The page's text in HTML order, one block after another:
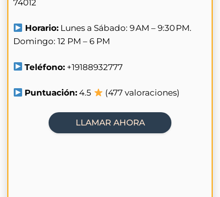
74012
Horario: Lunes a Sábado: 9 AM – 9:30 PM.
Domingo: 12 PM – 6 PM
Teléfono: +19188932777
Puntuación: 4.5 (477 valoraciones)
LLAMAR AHORA